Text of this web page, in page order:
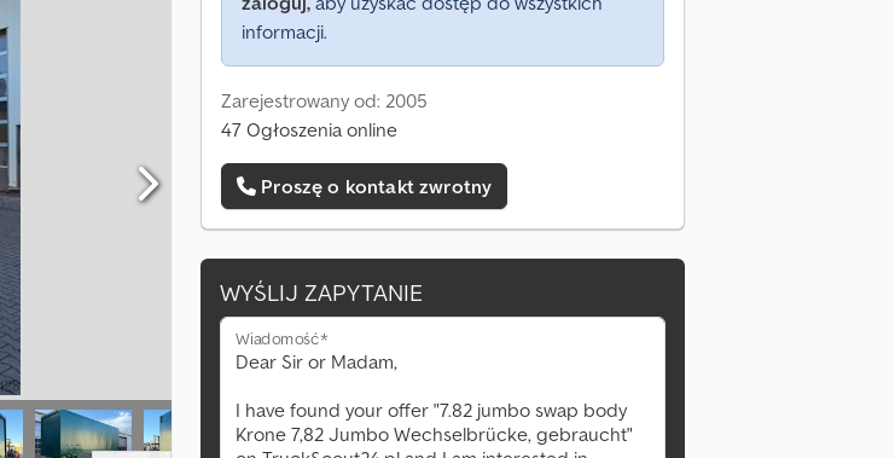
informacji.
Zarejestrowany od: 2005
47 Ogłoszenia online
Proszę o kontakt zwrotny
WYŚLIJ ZAPYTANIE
Wiadomość*